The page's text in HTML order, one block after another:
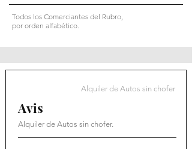
Todos los Comerciantes del Rubro,
por orden alfabético.
Alquiler de Autos sin chofer
Avis
Alquiler de Autos sin chofer.